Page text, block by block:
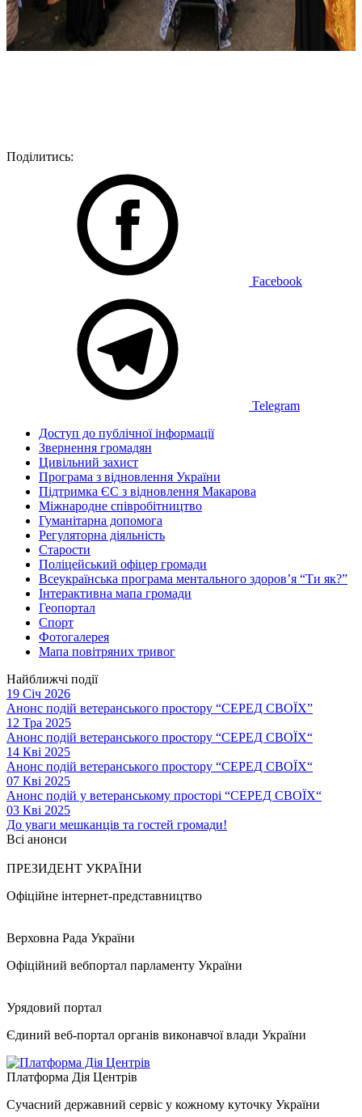
Поділитись:
Facebook
Telegram
Доступ до публічної інформації
Звернення громадян
Цивільний захист
Програма з відновлення України
Підтримка ЄС з відновлення Макарова
Міжнародне співробітництво
Гуманітарна допомога
Регуляторна діяльність
Старости
Поліцейський офіцер громади
Всеукраїнська програма ментального здоров’я “Ти як?”
Інтерактивна мапа громади
Геопортал
Спорт
Фотогалерея
Мапа повітряних тривог
Найближчі події
19 Січ 2026
Анонс подій ветеранського простору “СЕРЕД СВОЇХ”
12 Тра 2025
Анонс подій ветеранського простору “СЕРЕД СВОЇХ“
14 Кві 2025
Анонс подій ветеранського простору “СЕРЕД СВОЇХ“
07 Кві 2025
Анонс подій у ветеранському просторі “СЕРЕД СВОЇХ“
03 Кві 2025
До уваги мешканців та гостей громади!
Всі анонси
ПРЕЗИДЕНТ УКРАЇНИ
Офіційне інтернет-представництво
Верховна Рада України
Офіційний вебпортал парламенту України
Урядовий портал
Єдиний веб-портал органів виконавчої влади України
Платформа Дія Центрів
Сучасний державний сервіс у кожному куточку України